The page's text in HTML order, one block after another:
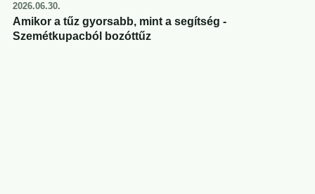
2026.06.30.
Amikor a tűz gyorsabb, mint a segítség -
Szemétkupacból bozóttűz